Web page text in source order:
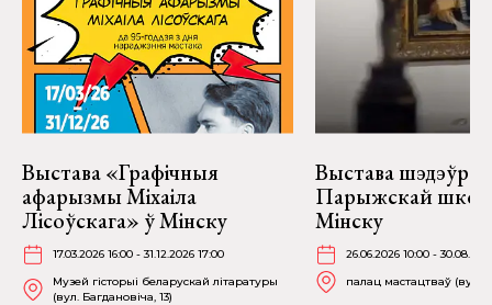
Выстава «Графічныя
афарызмы Міхаіла
Лісоўскага» ў Мінску
17.03.2026 16:00 - 31.12.2026 17:00
Музей гісторыі беларускай літаратуры
(вул. Багдановіча, 13)
Выстава шэдэўраў
Парыжскай
Мінску
26.06.2026 10:00 -
палац мастацтваў (вул.